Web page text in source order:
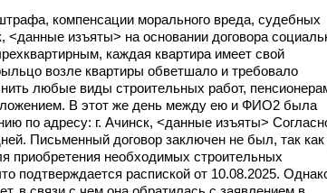
компенсации морального вреда, судебных
<данные изъяты> на основании договора
каждая квартира имеет свой
возле квартиры обветшало и требовало
любые виды строительных работ,
В этот же день между ею и ФИО2 была
по адресу: г. Ачинск, <данные изъяты>
Письменный договор заключен не был, так как
приобретения необходимых строительных
подтверждается распиской от 10.08.2025.